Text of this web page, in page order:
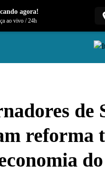
de
reforma
agora!
ao vivo/24h